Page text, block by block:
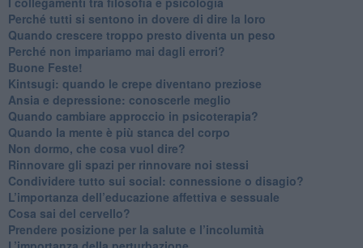
​Perché tutti si sentono in dovere di dire la loro
​Quando crescere troppo presto diventa un peso
​Perché non impariamo mai dagli errori?
​Buone Feste!
​Kintsugi: quando le crepe diventano preziose
Ansia e depressione: conoscerle meglio
Quando cambiare approccio in psicoterapia?
​Quando la mente è più stanca del corpo
Non dormo, che cosa vuol dire?
​Rinnovare gli spazi per rinnovare noi stessi
​Condividere tutto sui social: connessione o disagio?
​L’importanza dell’educazione affettiva e sessuale
​Cosa sai del cervello?
Prendere posizione per la salute e l’incolumità